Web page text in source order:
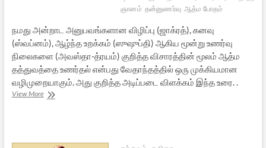
ஞானம் தன்னுணர்வு ஆத்ம போதம்
நமது அன்றாட அனுபவங்களான விழிப்பு (ஜாக்ரத்), கனவு
(ஸ்வப்னம்), ஆழ்ந்த உறக்கம் (ஸுஷுப்தி) ஆகிய மூன்று உணர்வு
நிலைகளை (அவஸ்தா-த்ரயம்) குறித்த விசாரத்தின் மூலம் ஆத்ம
தத்துவத்தை உணர்தல் என்பது வேதாந்தத்தில் ஒரு முக்கியமான
வழிமுறையாகும். அது குறித்த அடிப்படை விளக்கம் இந்த உரை. .
View Moreவேதாந்தம்